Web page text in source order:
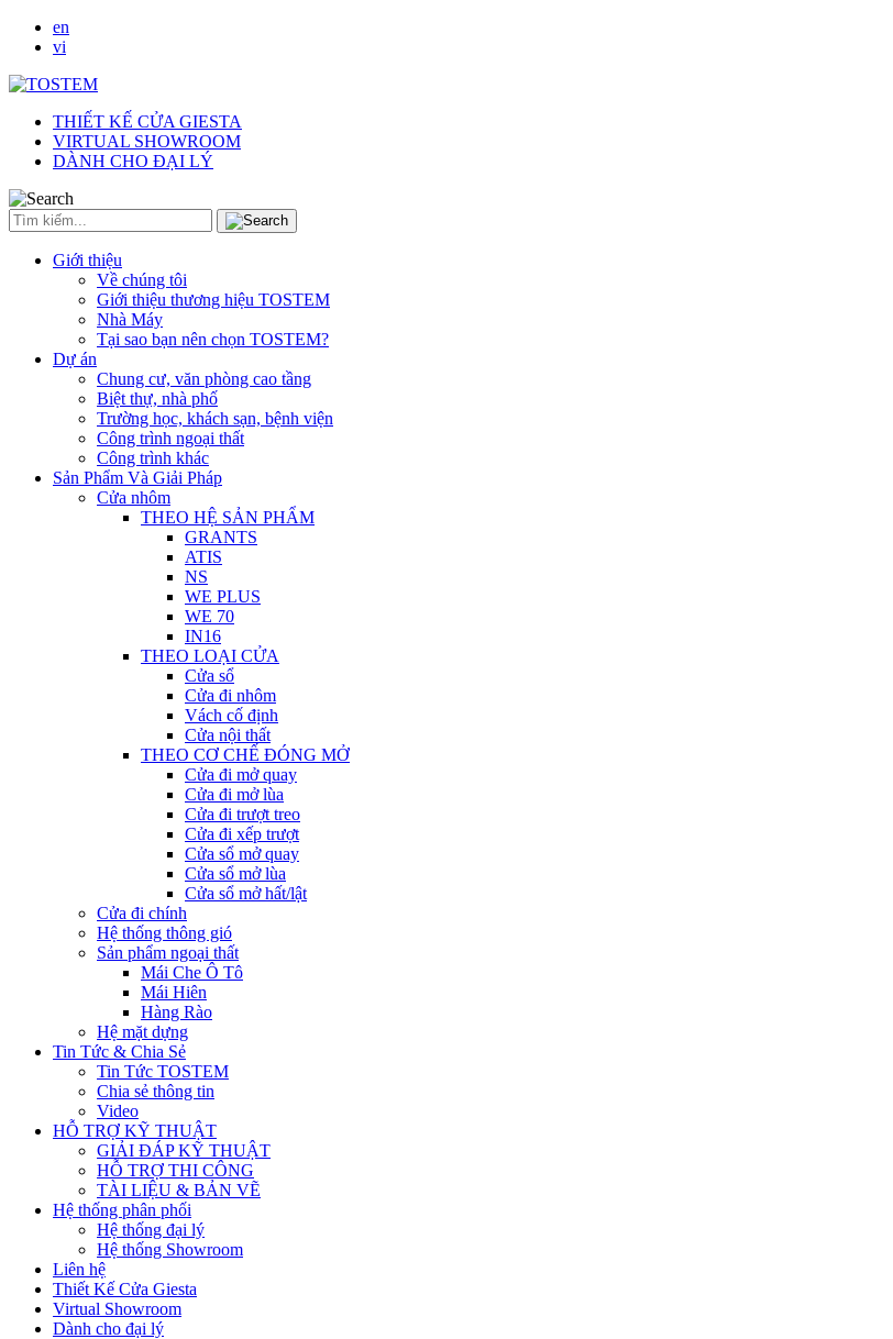
en
vi
THIẾT KẾ CỬA GIESTA
VIRTUAL SHOWROOM
DÀNH CHO ĐẠI LÝ
Giới thiệu
Về chúng tôi
Giới thiệu thương hiệu TOSTEM
Nhà Máy
Tại sao bạn nên chọn TOSTEM?
Dự án
Chung cư, văn phòng cao tầng
Biệt thự, nhà phố
Trường học, khách sạn, bệnh viện
Công trình ngoại thất
Công trình khác
Sản Phẩm Và Giải Pháp
Cửa nhôm
THEO HỆ SẢN PHẨM
GRANTS
ATIS
NS
WE PLUS
WE 70
IN16
THEO LOẠI CỬA
Cửa sổ
Cửa đi nhôm
Vách cố định
Cửa nội thất
THEO CƠ CHẾ ĐÓNG MỞ
Cửa đi mở quay
Cửa đi mở lùa
Cửa đi trượt treo
Cửa đi xếp trượt
Cửa sổ mở quay
Cửa sổ mở lùa
Cửa sổ mở hất/lật
Cửa đi chính
Hệ thống thông gió
Sản phẩm ngoại thất
Mái Che Ô Tô
Mái Hiên
Hàng Rào
Hệ mặt dựng
Tin Tức & Chia Sẻ
Tin Tức TOSTEM
Chia sẻ thông tin
Video
HỖ TRỢ KỸ THUẬT
GIẢI ĐÁP KỸ THUẬT
HỖ TRỢ THI CÔNG
TÀI LIỆU & BẢN VẼ
Hệ thống phân phối
Hệ thống đại lý
Hệ thống Showroom
Liên hệ
Thiết Kế Cửa Giesta
Virtual Showroom
Dành cho đại lý